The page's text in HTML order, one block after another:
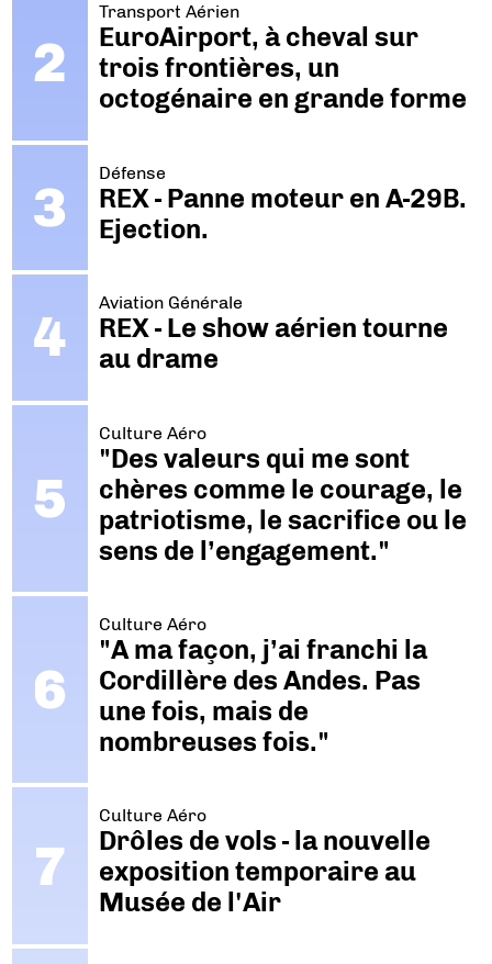
Transport Aérien
EuroAirport, à cheval sur
trois frontières, un
octogénaire en grande forme
Défense
REX - Panne moteur en A-29B.
Ejection.
Aviation Générale
REX - Le show aérien tourne
au drame
Culture Aéro
"Des valeurs qui me sont
chères comme le courage, le
patriotisme, le sacrifice ou le
sens de l’engagement."
Culture Aéro
"A ma façon, j’ai franchi la
Cordillère des Andes. Pas
une fois, mais de
nombreuses fois."
Culture Aéro
Drôles de vols - la nouvelle
exposition temporaire au
Musée de l'Air